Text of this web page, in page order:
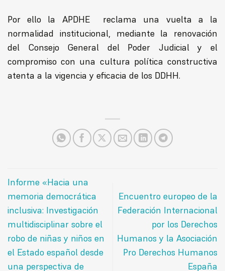
Por ello la APDHE reclama una vuelta a la
normalidad institucional, mediante la renovación
del Consejo General del Poder Judicial y el
compromiso con una cultura política constructiva
atenta a la vigencia y eficacia de los DDHH.
Informe «Hacia una
memoria democrática
inclusiva: Investigación
multidisciplinar sobre el
robo de niñas y niños en
el Estado español desde
una perspectiva de
Encuentro europeo de la
Federación Internacional
por los Derechos
Humanos y la Asociación
Pro Derechos Humanos
España